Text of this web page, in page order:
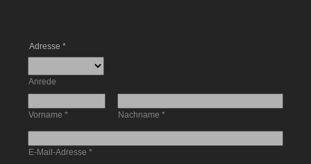
Adresse *
Anrede
Vorname * Nachname *
E-Mail-Adresse *